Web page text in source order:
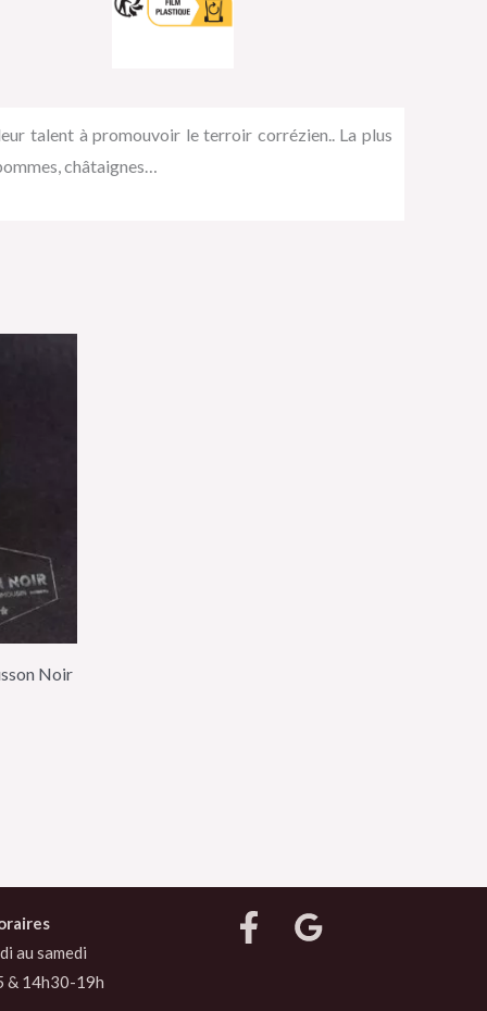
talent à promouvoir le terroir corrézien.. La plus
châtaignes…
Noir
au samedi
& 14h30-19h